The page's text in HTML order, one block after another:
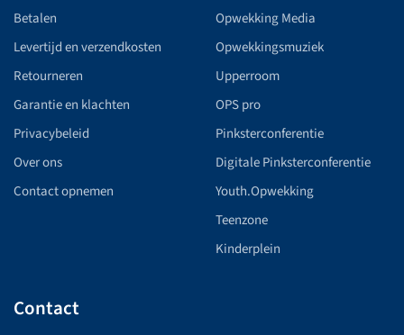
Betalen
Levertijd en verzendkosten
Retourneren
Garantie en klachten
Privacybeleid
Over ons
Contact opnemen
Opwekking Media
Opwekkingsmuziek
Upperroom
OPS pro
Pinksterconferentie
Digitale Pinksterconferentie
Youth.Opwekking
Teenzone
Kinderplein
Contact